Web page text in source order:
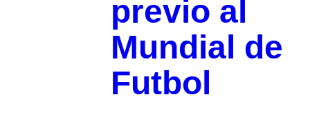
previo al
Mundial de
Futbol